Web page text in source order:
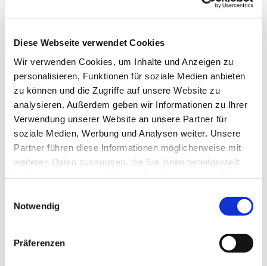
Diese Webseite verwendet Cookies
Wir verwenden Cookies, um Inhalte und Anzeigen zu
personalisieren, Funktionen für soziale Medien anbieten
zu können und die Zugriffe auf unsere Website zu
analysieren. Außerdem geben wir Informationen zu Ihrer
Verwendung unserer Website an unsere Partner für
soziale Medien, Werbung und Analysen weiter. Unsere
Partner führen diese Informationen möglicherweise mit
weiteren Daten zusammen, die Sie ihnen bereitgestellt
Notwendig
Präferenzen
Dies könnte Sie auch
interessieren